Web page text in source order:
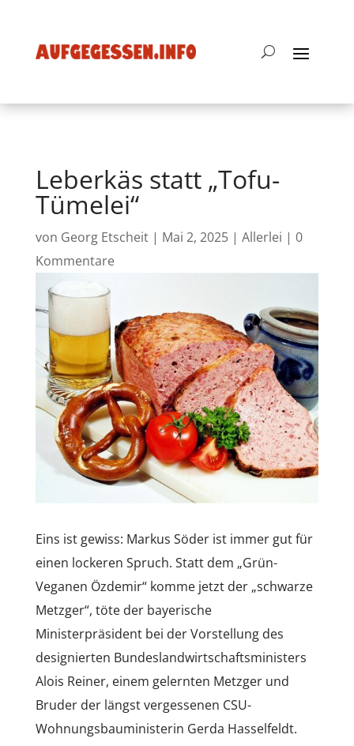
Leberkäs statt „Tofu-
Tümelei“
von Georg Etscheit| Mai 2, 2025| Allerlei | 0
Kommentare
Eins ist gewiss: Markus Söder ist immer gut für
einen lockeren Spruch. Statt dem „Grün-
Veganen Özdemir“ komme jetzt der „schwarze
Metzger“, töte der bayerische
Ministerpräsident bei der Vorstellung des
designierten Bundeslandwirtschaftsministers
Alois Reiner, einem gelernten Metzger und
Bruder der längst vergessenen CSU-
Wohnungsbauministerin Gerda Hasselfeldt.